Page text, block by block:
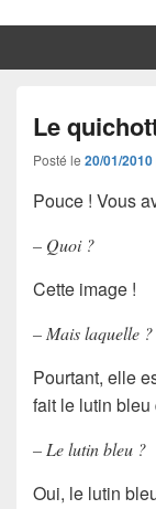
Le
Posté le 20/01/2010
Pouce ! Vous
– Quoi ?
Cette image !
– Mais laquelle
Pourtant, elle
fait le lutin
– Le lutin bleu ?
Oui, le lutin